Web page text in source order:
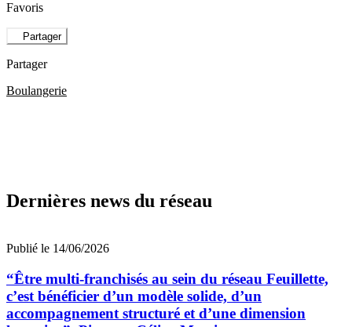
Favoris
Partager
Partager
Boulangerie
Dernières news du réseau
Publié le 14/06/2026
“Être multi-franchisés au sein du réseau Feuillette,
c’est bénéficier d’un modèle solide, d’un
accompagnement structuré et d’une dimension